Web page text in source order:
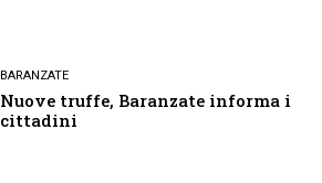
BARANZATE
Nuove truffe, Baranzate informa i
cittadini